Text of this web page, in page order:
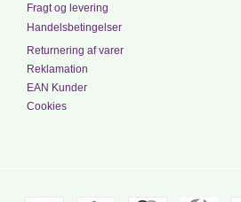
Fragt og levering
Handelsbetingelser
Returnering af varer
Reklamation
EAN Kunder
Cookies